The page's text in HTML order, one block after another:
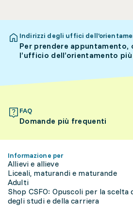
Indirizzi degli uffici
Per prendere
l’ufficio dell’orientamento
FAQ
Domande più frequenti
Informazione per
Allievi e allieve
Liceali, maturandi e maturande
Adulti
Shop CSFO: Opuscoli per la scelta
degli studi e della carriera